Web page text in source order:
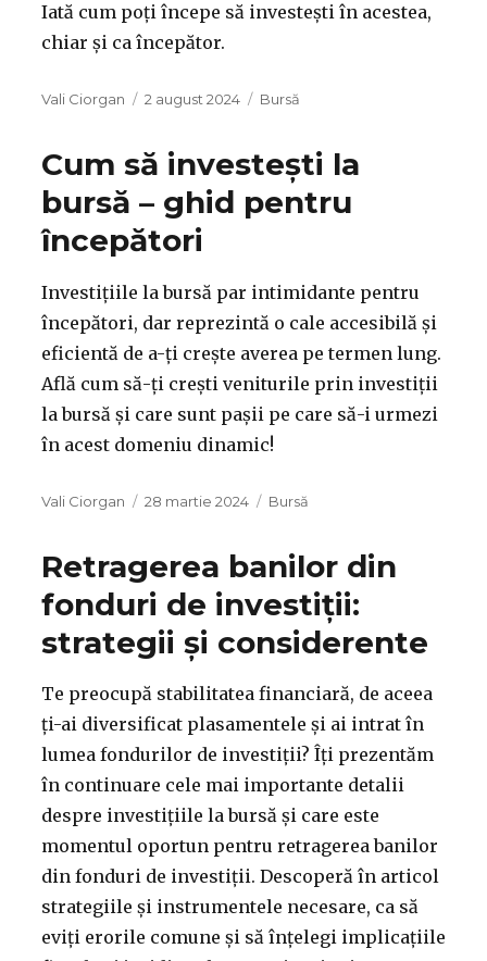
Iată cum poți începe să investești în acestea,
chiar și ca începător.
Autor
Vali Ciorgan
Publicat
2 august 2024 Categorii
Bursă
Cum să investești la
bursă – ghid pentru
începători
Investițiile la bursă par intimidante pentru
începători, dar reprezintă o cale accesibilă și
eficientă de a-ți crește averea pe termen lung.
Află cum să-ți crești veniturile prin investiții
la bursă și care sunt pașii pe care să-i urmezi
în acest domeniu dinamic!
Autor
Vali Ciorgan
Publicat
28 martie 2024 Categorii
Bursă
Retragerea banilor din
fonduri de investiții:
strategii și considerente
Te preocupă stabilitatea financiară, de aceea
ți-ai diversificat plasamentele și ai intrat în
lumea fondurilor de investiții? Îți prezentăm
în continuare cele mai importante detalii
despre investițiile la bursă și care este
momentul oportun pentru retragerea banilor
din fonduri de investiții. Descoperă în articol
strategiile și instrumentele necesare, ca să
eviți erorile comune și să înțelegi implicațiile